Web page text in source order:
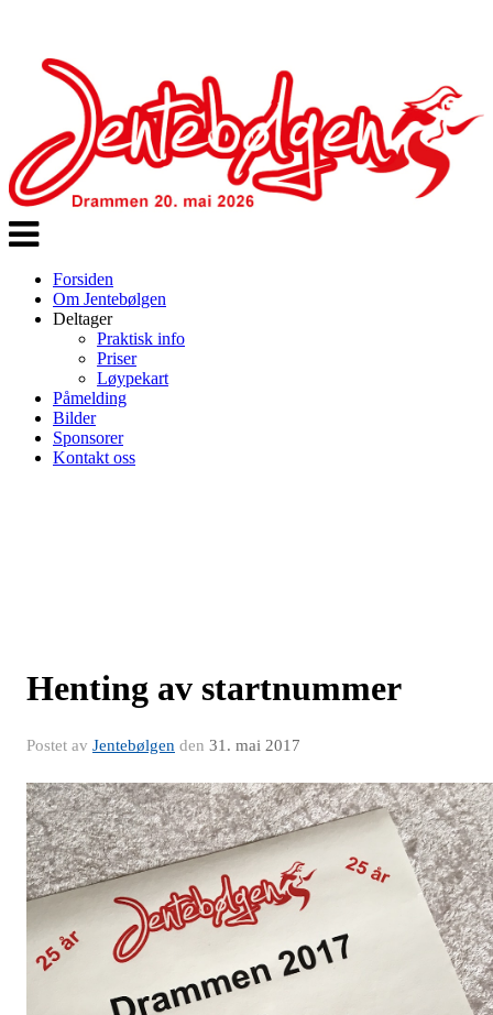
Veksle
navigasjon
Forsiden
Om Jentebølgen
Deltager
Praktisk info
Priser
Løypekart
Påmelding
Bilder
Sponsorer
Kontakt oss
Henting av startnummer
Postet av Jentebølgen den 31. mai 2017